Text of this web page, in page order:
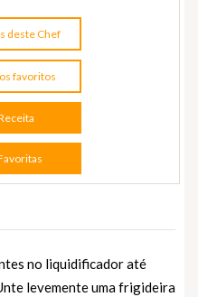
deste Chef
favoritos
no liquidificador até
levemente uma frigideira